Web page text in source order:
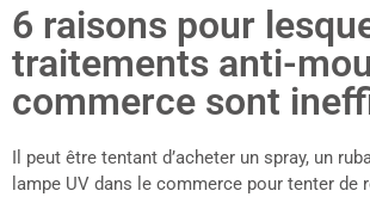
6 raisons pour
traitements anti-
commerce sont
Il peut être tentant d’acheter un spray, un
lampe UV dans le commerce pour tenter de